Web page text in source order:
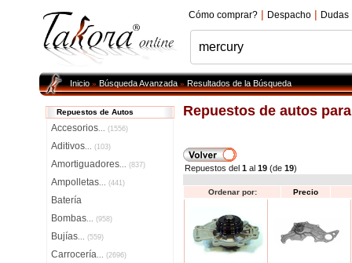
Cómo comprar? | Despacho | Dudas
Inicio»Búsqueda Avanzada»Resultados de la Búsqueda
Repuestos de Autos
Accesorios... (1556)
Aditivos... (103)
Amortiguadores... (837)
Ampolletas... (441)
Batería
Bombas... (958)
Bujías... (559)
Carrocería... (2696)
Repuestos de autos
Repuestos del 1 al 19 (de 19)
Ordenar por: Precio